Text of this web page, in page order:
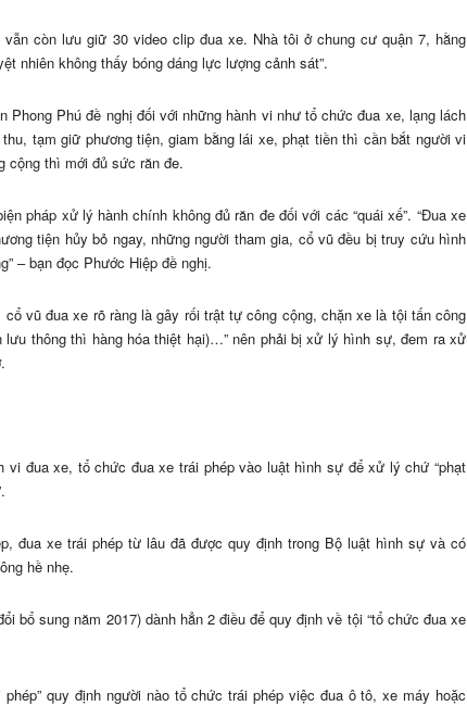
vẫn còn lưu giữ 30 video clip đua xe. Nhà tôi ở chung cư quận 7, hằng
nhiên không thấy bóng dáng lực lượng cảnh sát”.
Phong Phú đề nghị đối với những hành vi như tổ chức đua xe, lạng lách
tạm giữ phương tiện, giam bằng lái xe, phạt tiền thì cần bắt người vi
cộng thì mới đủ sức răn đe.
pháp xử lý hành chính không đủ răn đe đối với các “quái xế”. “Đua xe
tiện hủy bỏ ngay, những người tham gia, cổ vũ đều bị truy cứu hình
– bạn đọc Phước Hiệp đề nghị.
vũ đua xe rõ ràng là gây rối trật tự công cộng, chặn xe là tội tấn công
thông thì hàng hóa thiệt hại)…” nên phải bị xử lý hình sự, đem ra xử
vi đua xe, tổ chức đua xe trái phép vào luật hình sự để xử lý chứ “phạt
đua xe trái phép từ lâu đã được quy định trong Bộ luật hình sự và có
hề nhẹ.
bổ sung năm 2017) dành hẳn 2 điều để quy định về tội “tổ chức đua xe
quy định người nào tổ chức trái phép việc đua ô tô, xe máy hoặc